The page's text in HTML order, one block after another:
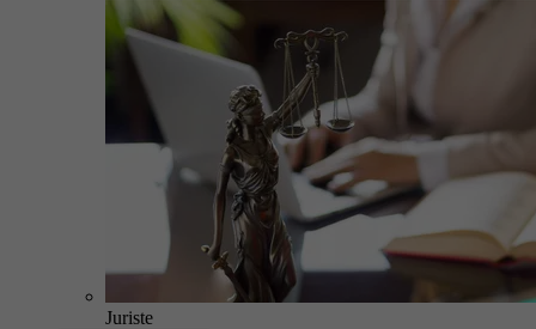
Juriste